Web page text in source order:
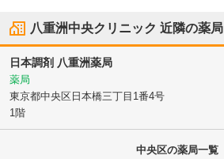
八重洲中央クリニック 近隣の薬局
日本調剤 八重洲薬局
薬局
東京都中央区 日本橋三丁目1番4号
1階
中央区の薬局一覧